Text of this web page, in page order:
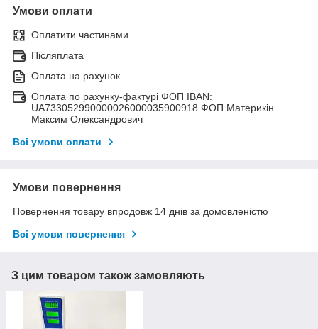
Умови оплати
Оплатити частинами
Післяплата
Оплата на рахунок
Оплата по рахунку-фактурі ФОП IBAN:
UA733052990000026000035900918 ФОП Материкін
Максим Олександрович
Всі умови оплати
Умови повернення
Повернення товару впродовж 14 днів за домовленістю
Всі умови повернення
З цим товаром також замовляють